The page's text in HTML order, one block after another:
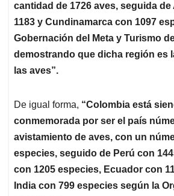
cantidad de 1726 aves, seguida
1183 y Cundinamarca con 1097
Gobernación del Meta y Turismo
demostrando que dicha región es
las aves”.
De igual forma, “Colombia está
conmemorada por ser el país
avistamiento de aves, con un
especies, seguido de Perú con
con 1205 especies, Ecuador con
India con 799 especies según la